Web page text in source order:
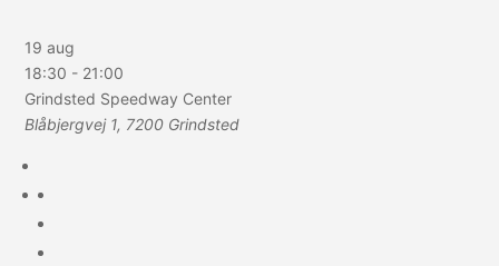
19 aug
18:30 - 21:00
Grindsted Speedway Center
Blåbjergvej 1, 7200 Grindsted